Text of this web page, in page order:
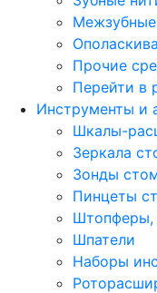
Прочие
Перейти в
Инструменты и
Шкалы-
Зеркала
Зонды
Пинцеты
Штопферы,
Шпатели
Наборы